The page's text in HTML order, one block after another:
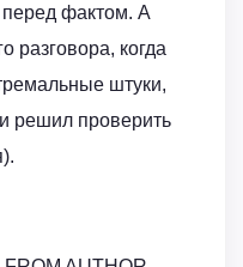
фактом. А
разговора, когда
штуки,
решил проверить